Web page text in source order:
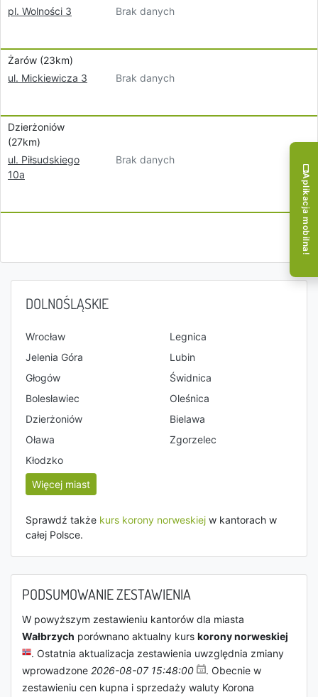
pl. Wolności 3
Brak danych
Żarów (23km)
ul. Mickiewicza 3
Brak danych
Dzierżoniów
(27km)
ul. Piłsudskiego
10a
Brak danych
DOLNOŚLĄSKIE
Wrocław
Legnica
Jelenia Góra
Lubin
Głogów
Świdnica
Bolesławiec
Oleśnica
Dzierżoniów
Bielawa
Oława
Zgorzelec
Kłodzko
Więcej miast
Sprawdź także kurs korony norweskiej w kantorach w
całej Polsce.
PODSUMOWANIE ZESTAWIENIA
W powyższym zestawieniu kantorów dla miasta
Wałbrzych porównano aktualny kurs korony norweskiej
. Ostatnia aktualizacja zestawienia uwzględnia zmiany
wprowadzone 2026-08-07 15:48:00
. Obecnie w
zestawieniu cen kupna i sprzedaży waluty Korona
Aplikacja mobilna!